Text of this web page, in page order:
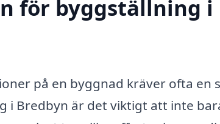
för byggställning i
på en byggnad kräver ofta en
i Bredbyn är det viktigt att inte